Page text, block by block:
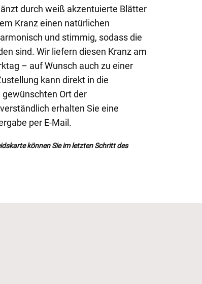
durch weiß akzentuierte Blätter
Kranz einen natürlichen
und stimmig, sodass die
sind. Wir liefern diesen Kranz am
– auf Wunsch auch zu einer
kann direkt in die
gewünschten Ort der
erhalten Sie eine
per E-Mail.
können Sie im letzten Schritt des